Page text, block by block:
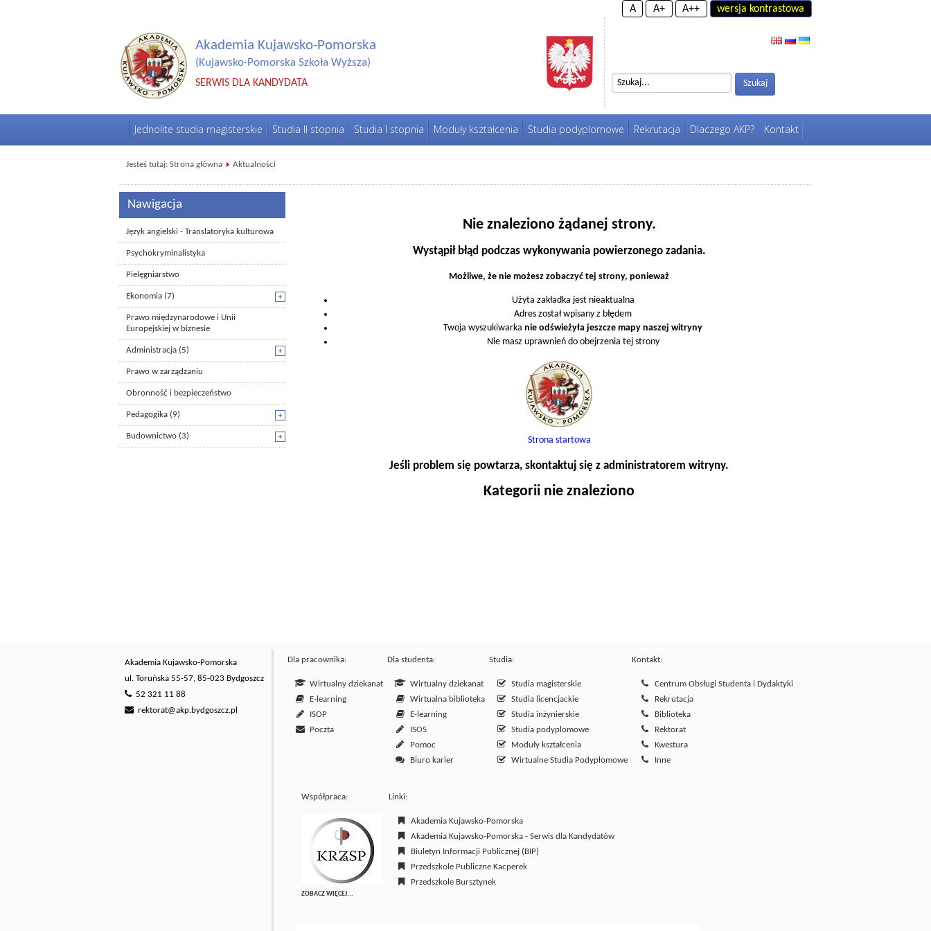
A A+ A++ wersja kontrastowa
Akademia Kujawsko-Pomorska
(Kujawsko-Pomorska Szkoła Wyższa)
SERWIS DLA KANDYDATA Szukaj
Szukaj
Jednolite studia magisterskie Studia II stopnia Studia I stopnia Moduły kształcenia Studia podyplomowe Rekrutacja Dlaczego AKP? Kontakt
Jesteś tutaj: Strona główna Aktualności
Nawigacja
Język angielski - Translatoryka kulturowa
Psychokryminalistyka
Pielęgniarstwo
Ekonomia (7)
Prawo międzynarodowe i Unii
Europejskiej w biznesie
Administracja (5)
Prawo w zarządzaniu
Obronność i bezpieczeństwo
Pedagogika (9)
Budownictwo (3)
Nie znaleziono żądanej strony.
Wystąpił błąd podczas wykonywania powierzonego zadania.
Możliwe, że nie możesz zobaczyć tej strony, ponieważ
Użyta zakładka jest nieaktualna
Adres został wpisany z błędem
Twoja wyszukiwarka nie odświeżyła jeszcze mapy naszej witryny
Nie masz uprawnień do obejrzenia tej strony
Strona startowa
Jeśli problem się powtarza, skontaktuj się z administratorem witryny.
Kategorii nie znaleziono
Akademia Kujawsko-Pomorska
ul. Toruńska 55-57, 85-023 Bydgoszcz
52 321 11 88
rektorat@akp.bydgoszcz.pl
Dla pracownika:
Wirtualny dziekanat
E-learning
ISOP
Poczta
Dla studenta:
Wirtualny dziekanat
Wirtualna biblioteka
E-learning
ISOS
Pomoc
Biuro karier
Studia:
Studia magisterskie
Studia licencjackie
Studia inżynierskie
Studia podyplomowe
Moduły kształcenia
Wirtualne Studia Podyplomowe
Kontakt:
Centrum Obsługi Studenta i Dydaktyki
Rekrutacja
Biblioteka
Rektorat
Kwestura
Inne
Współpraca:
ZOBACZ WIĘCEJ...
Linki:
Akademia Kujawsko-Pomorska
Akademia Kujawsko-Pomorska - Serwis dla Kandydatów
Biuletyn Informacji Publicznej (BIP)
Przedszkole Publiczne Kacperek
Przedszkole Bursztynek